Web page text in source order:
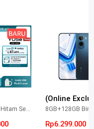
4GB+64GB Hitam Semesta
Rp6.299.000